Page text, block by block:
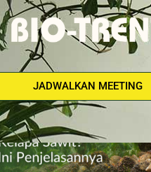
JADWALKAN MEETING